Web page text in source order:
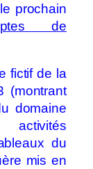
prochain
de
fictif de la
(montrant
domaine
du
mis en